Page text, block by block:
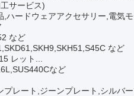
サービス)
ハードウェアアクセサリー,電気
など
など
レット...
など
レート,ジーンプレート,シルバー